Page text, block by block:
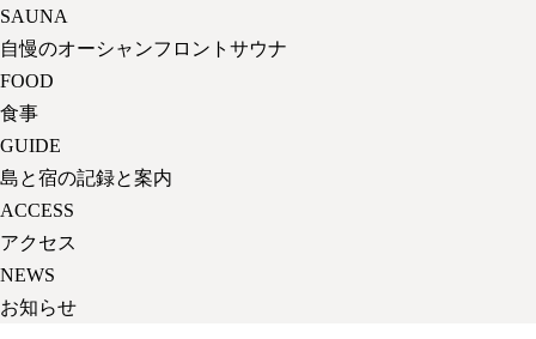
SAUNA
自慢のオーシャンフロントサウナ
FOOD
食事
GUIDE
島と宿の記録と案内
ACCESS
アクセス
NEWS
お知らせ